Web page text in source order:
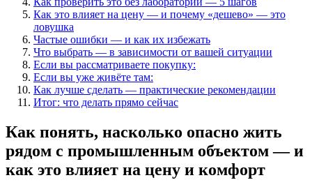
Как это влияет на цену — и почему «дешево» — это
ловушка
Частые ошибки — и как их избежать
Что выбрать — в зависимости от вашей ситуации
Если вы рассматриваете покупку:
Если вы уже живёте там:
Как лучше сделать — практические рекомендации
Итог: что делать прямо сейчас
Как понять, насколько опасно жить
рядом с промышленным объектом — и
как это влияет на цену и комфорт